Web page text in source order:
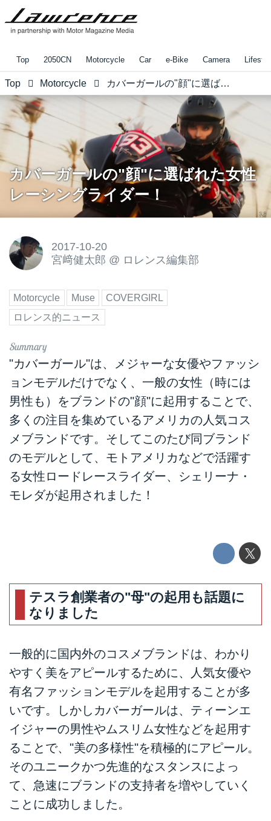
Top 2050CN Motorcycle Car e-Bike Camera
Top Motorcycle カバーガールの"顔"に選ばれた女性レーシングライダー！
カバーガールの"顔"に選ばれた女性
レーシングライダー！
2017-10-20
宮﨑健太郎 @ ロレンス編集部
Motorcycle Muse
COVERGIRL
ロレンス的ニュース
"カバーガール"は、メジャーな女優やファッシ
ョンモデルだけでなく、一般の女性（時には
男性も）をブランドの"顔"に起用することで、
多くの注目を集めているアメリカの人気コス
メブランドです。そしてこのたび同ブランド
のモデルとして、モトアメリカなどで活躍す
る女性ロードレースライダー、シェリーナ・
モレダが起用されました！
テスラ創業者の"母"の起用も話題に
なりました
一般的に国内外のコスメブランドは、わかり
やすく美をアピールするために、人気女優や
有名ファッションモデルを起用することが多
いです。しかしカバーガールは、ティーンエ
イジャーの男性やムスリム女性などを起用す
ることで、"美の多様性"を積極的にアピール。
そのユニークかつ先進的なスタンスによっ
て、急速にブランドの支持者を増やしていく
ことに成功しました。